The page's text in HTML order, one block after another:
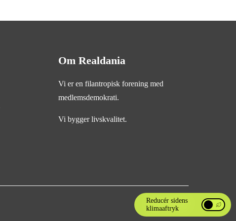
Reducér sidens
klimaaftryk
Reducér
Om Realdania
Vi er en filantropisk forening med
medlemsdemokrati.
Vi bygger livskvalitet.